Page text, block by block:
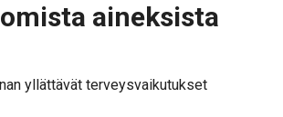
aineksista